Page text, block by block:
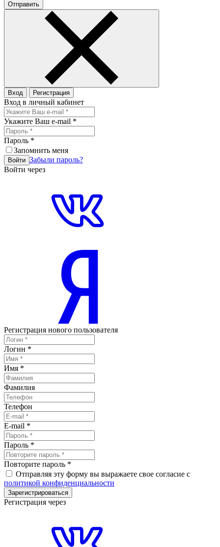
Отправить
Вход Регистрация
Вход в личный кабинет
Укажите Ваш e-mail *
Пароль *
Запомнить меня
Войти Забыли пароль?
Войти через
Регистрация нового пользователя
Логин *
Имя *
Фамилия
Телефон
E-mail *
Пароль *
Повторите пароль *
Отправляя эту форму вы выражаете свое согласие с
политикой конфиденциальности
Зарегистрироваться
Регистрация через